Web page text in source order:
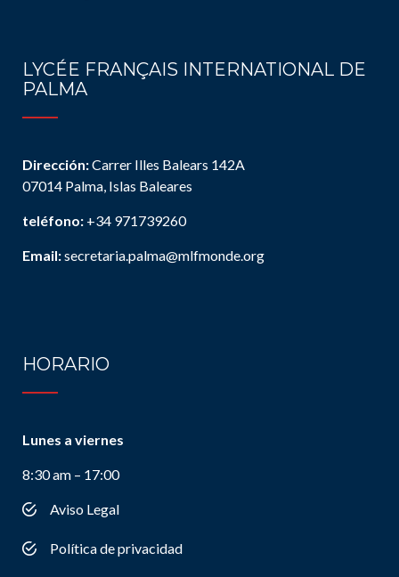
LYCÉE FRANÇAIS INTERNATIONAL DE
PALMA
Dirección:Carrer Illes Balears 142A
07014 Palma, Islas Baleares
teléfono: +34 971739260
Email:secretaria.palma@mlfmonde.org
HORARIO
Lunes a viernes
8:30 am – 17:00
Aviso Legal
Política de privacidad